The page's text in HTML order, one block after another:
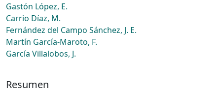
Gastón López, E.
Carrio Díaz, M.
Fernández del Campo Sánchez, J. E.
Martín García-Maroto, F.
García Villalobos, J.
Resumen